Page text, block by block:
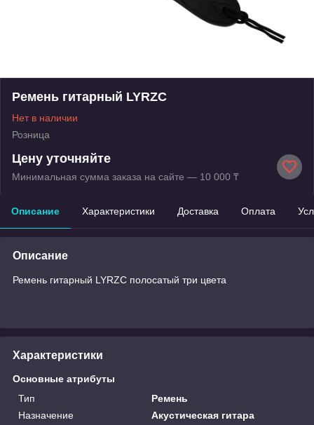
Ремень гитарный LYRZC
Нет в наличии
Розница
Цену уточняйте
Минимальная сумма заказа на сайте — 10 000 ₸
Описание Характеристики Доставка Оплата
Описание
Ремень гитарный LYRZC полосатый три цвета
Характеристики
Основные атрибуты
Тип
Ремень
Назначение
Акустическая гитара